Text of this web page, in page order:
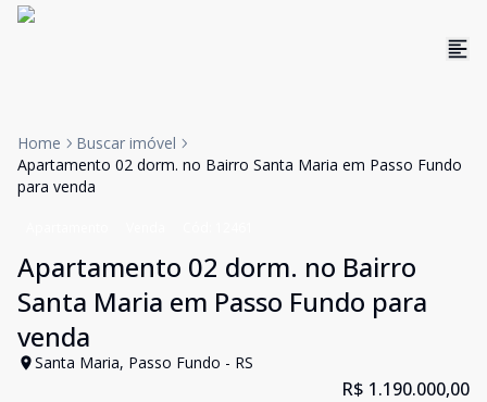
Home
Buscar imóvel
Apartamento 02 dorm. no Bairro Santa Maria em Passo Fundo
para venda
Apartamento 02 dorm. no Bairro
Santa Maria em Passo Fundo para
venda
Santa Maria, Passo Fundo - RS
R$ 1.190.000,00